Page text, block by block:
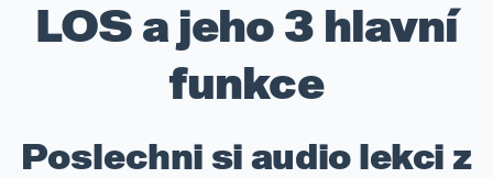
LOS a jeho 3 hlavní
funkce
Poslechni si audio lekci z